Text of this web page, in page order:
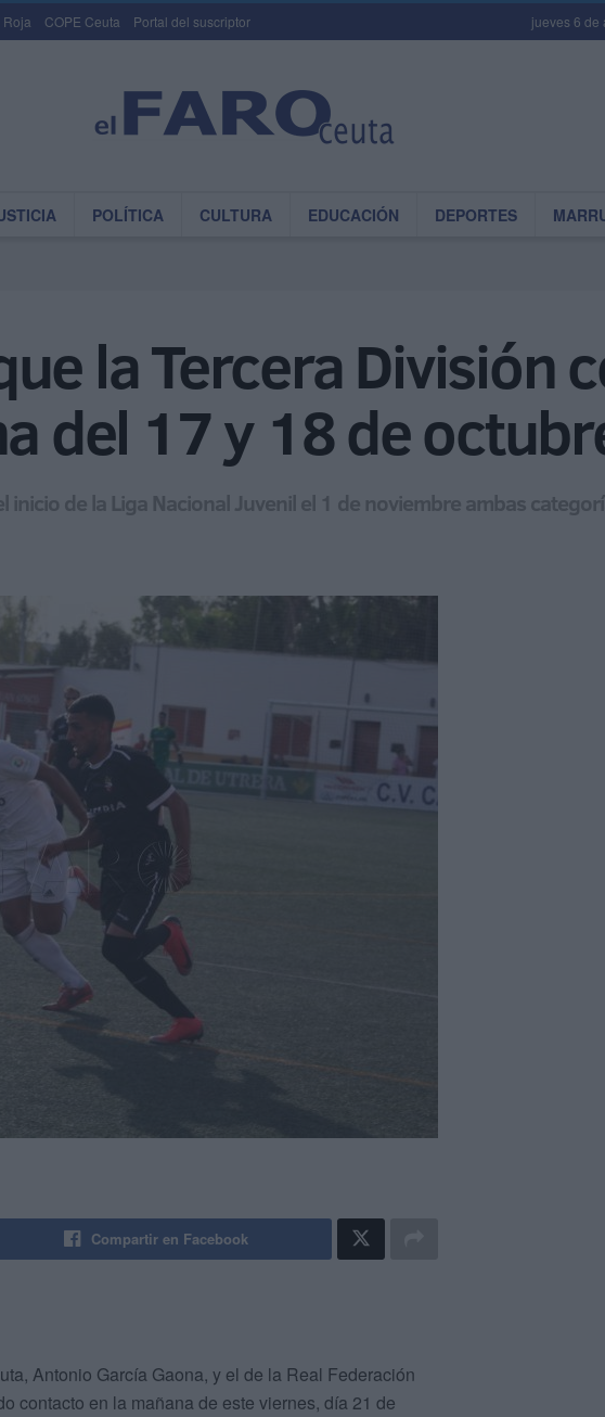
Roja COPE Ceuta Portal del suscriptor jueves 6 de
POLÍTICA CULTURA EDUCACIÓN DEPORTES
la Tercera División
del 17 y 18 de
inicio de la Liga Nacional Juvenil el 1 de noviembre ambas
Compartir en Facebook
Antonio García Gaona, y el de la Real Federación
contacto en la mañana de este viernes, día 21 de